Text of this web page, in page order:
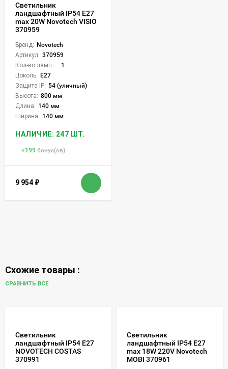
Светильник
ландшафтный IP54 E27
max 20W Novotech VISIO
370959
Бренд: Novotech
Артикул: 370959
1
Цоколь: E27
Защита IP: 54 (уличный)
Высота: 800 мм
Длина: 140 мм
Ширина: 140 мм
НАЛИЧИЕ: 247 ШТ.
+199 бонус(ов)
9 954 ₽
Схожие товары :
СРАВНИТЬ ВСЕ
Светильник
ландшафтный IP54 E27
NOVOTECH COSTAS
370991
Светильник
ландшафтный IP54 E27
max 18W 220V Novotech
MOBI 370961